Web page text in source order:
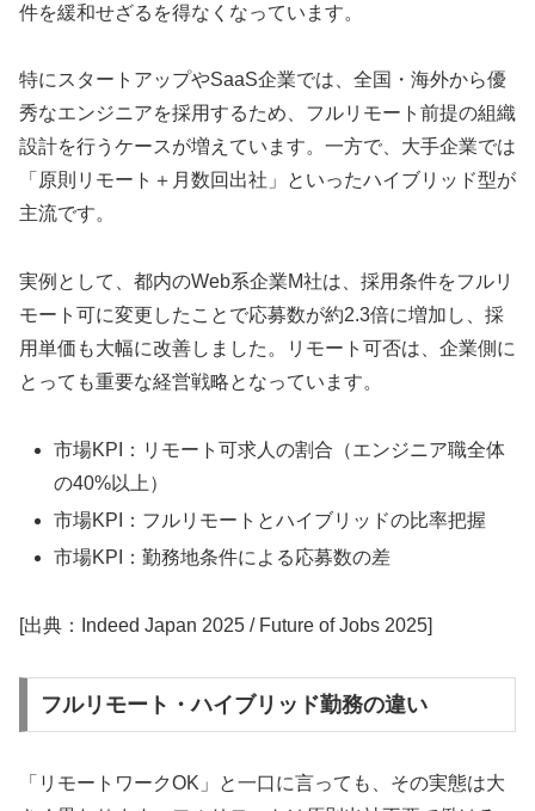
件を緩和せざるを得なくなっています。
特にスタートアップやSaaS企業では、全国・海外から優
秀なエンジニアを採用するため、フルリモート前提の組織
設計を行うケースが増えています。一方で、大手企業では
「原則リモート＋月数回出社」といったハイブリッド型が
主流です。
実例として、都内のWeb系企業M社は、採用条件をフルリ
モート可に変更したことで応募数が約2.3倍に増加し、採
用単価も大幅に改善しました。リモート可否は、企業側に
とっても重要な経営戦略となっています。
市場KPI：リモート可求人の割合（エンジニア職全体
の40%以上）
市場KPI：フルリモートとハイブリッドの比率把握
市場KPI：勤務地条件による応募数の差
[出典：Indeed Japan 2025 / Future of Jobs 2025]
フルリモート・ハイブリッド勤務の違い
「リモートワークOK」と一口に言っても、その実態は大